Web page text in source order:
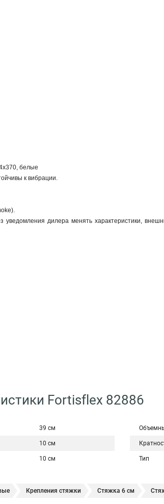
белые
к вибрации.
уведомления дилера менять характеристики,
Fortisflex 82886
39 см
10 см
10 см Тип
Крепления стяжки Стяжка 6 см